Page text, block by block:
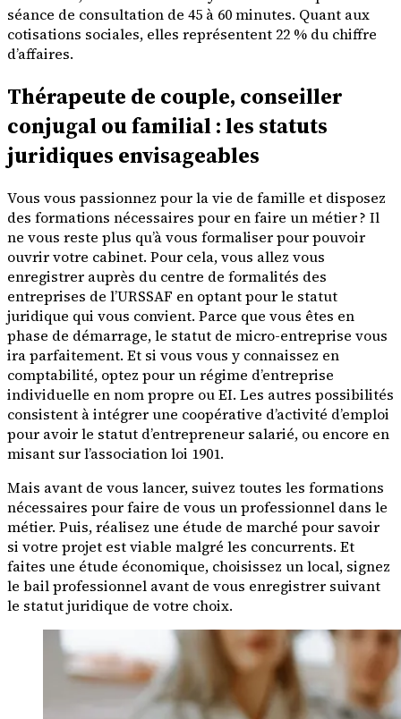
séance de consultation de 45 à 60 minutes. Quant aux
cotisations sociales, elles représentent 22 % du chiffre
d’affaires.
Thérapeute de couple, conseiller
conjugal ou familial : les statuts
juridiques envisageables
Vous vous passionnez pour la vie de famille et disposez
des formations nécessaires pour en faire un métier ? Il
ne vous reste plus qu’à vous formaliser pour pouvoir
ouvrir votre cabinet. Pour cela, vous allez vous
enregistrer auprès du centre de formalités des
entreprises de l’URSSAF en optant pour le statut
juridique qui vous convient. Parce que vous êtes en
phase de démarrage, le statut de micro-entreprise vous
ira parfaitement. Et si vous vous y connaissez en
comptabilité, optez pour un régime d’entreprise
individuelle en nom propre ou EI. Les autres possibilités
consistent à intégrer une coopérative d’activité d’emploi
pour avoir le statut d’entrepreneur salarié, ou encore en
misant sur l’association loi 1901.
Mais avant de vous lancer, suivez toutes les formations
nécessaires pour faire de vous un professionnel dans le
métier. Puis, réalisez une étude de marché pour savoir
si votre projet est viable malgré les concurrents. Et
faites une étude économique, choisissez un local, signez
le bail professionnel avant de vous enregistrer suivant
le statut juridique de votre choix.